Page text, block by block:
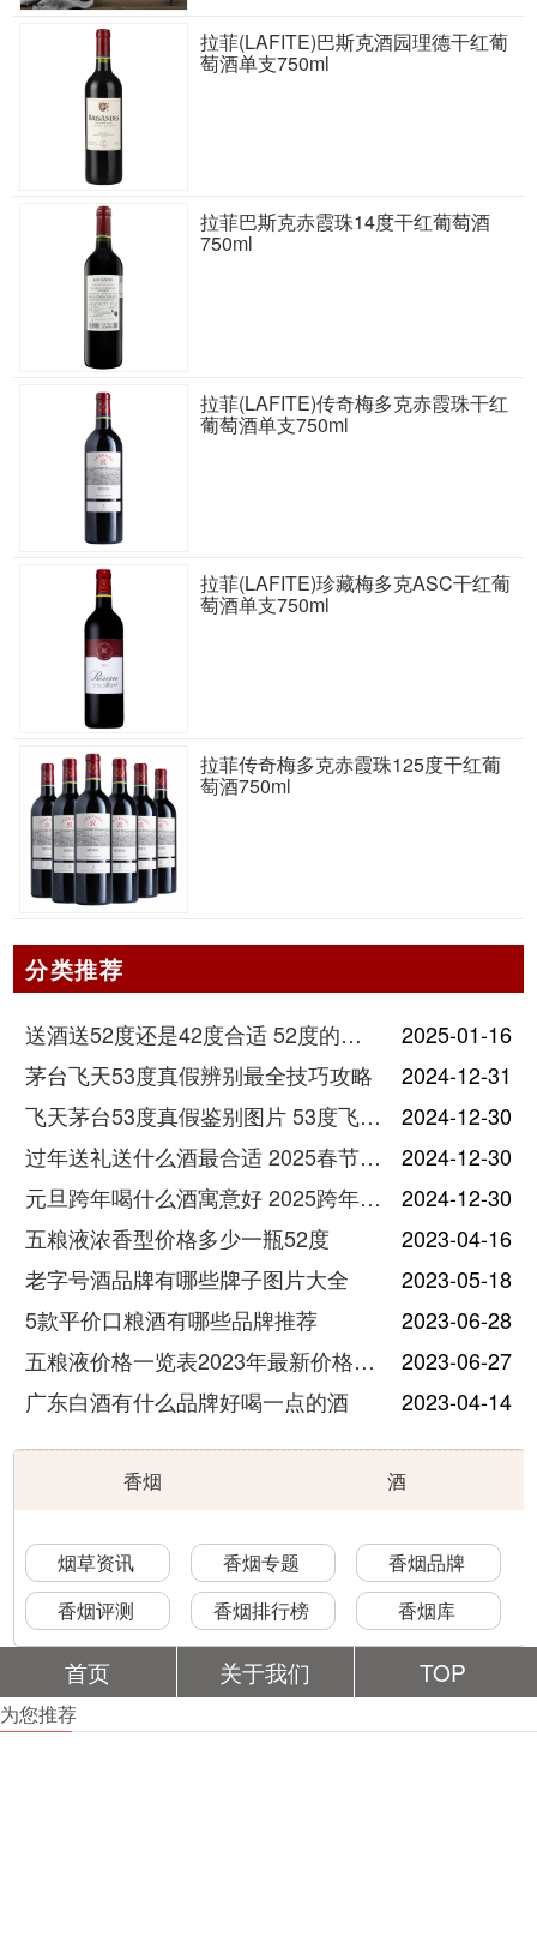
拉菲(LAFITE)巴斯克酒园理德干红葡
萄酒单支750ml
拉菲巴斯克赤霞珠14度干红葡萄酒
750ml
拉菲(LAFITE)传奇梅多克赤霞珠干红
葡萄酒单支750ml
拉菲(LAFITE)珍藏梅多克ASC干红葡
萄酒单支750ml
拉菲传奇梅多克赤霞珠125度干红葡
萄酒750ml
分类推荐
送酒送52度还是42度合适 52度的酒和42度的酒有什么区别
2025-01-16
茅台飞天53度真假辨别最全技巧攻略
2024-12-31
飞天茅台53度真假鉴别图片 53度飞天茅台怎么验真假
2024-12-30
过年送礼送什么酒最合适 2025春节送酒指南
2024-12-30
元旦跨年喝什么酒寓意好 2025跨年热门酒推荐
2024-12-30
五粮液浓香型价格多少一瓶52度
2023-04-16
老字号酒品牌有哪些牌子图片大全
2023-05-18
5款平价口粮酒有哪些品牌推荐
2023-06-28
五粮液价格一览表2023年最新价格及图片
2023-06-27
广东白酒有什么品牌好喝一点的酒
2023-04-14
香烟 酒
烟草资讯 香烟专题
香烟品牌
香烟评测
香烟排行榜 香烟库
首页 关于我们 TOP
为您推荐